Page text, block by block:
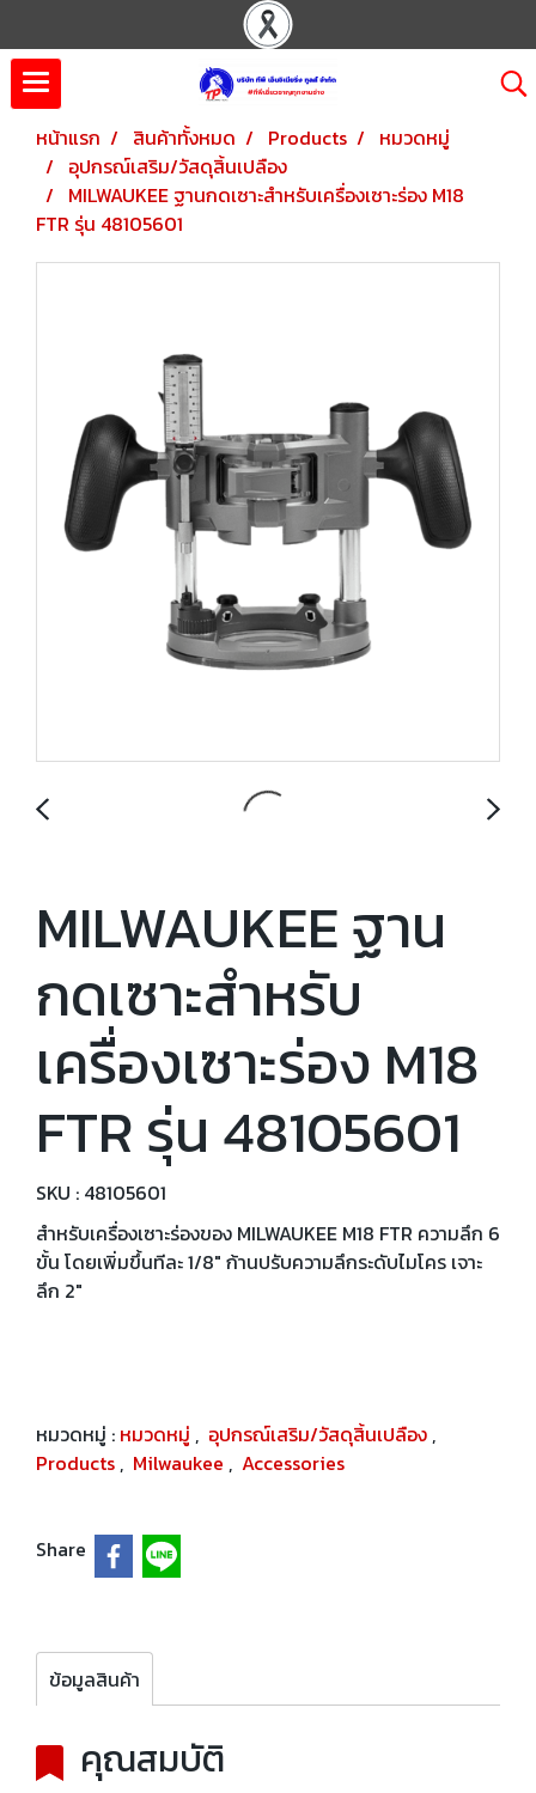
หน้าแรก สินค้าทั้งหมด Products
หมวดหมู่
อุปกรณ์เสริม/วัสดุสิ้นเปลือง
MILWAUKEE ฐานกดเซาะสำหรับเครื่องเซาะร่อง M18
FTR รุ่น 48105601
MILWAUKEE ฐาน
กดเซาะสำหรับ
เครื่องเซาะร่อง M18
FTR รุ่น 48105601
SKU : 48105601
สำหรับเครื่องเซาะร่องของ MILWAUKEE M18 FTR ความลึก 6
ขั้น โดยเพิ่มขึ้นทีละ 1/8" ก้านปรับความลึกระดับไมโคร เจาะ
ลึก 2"
หมวดหมู่ : หมวดหมู่ , อุปกรณ์เสริม/วัสดุสิ้นเปลือง ,
Products , Milwaukee , Accessories
Share
ข้อมูลสินค้า
คุณสมบัติ